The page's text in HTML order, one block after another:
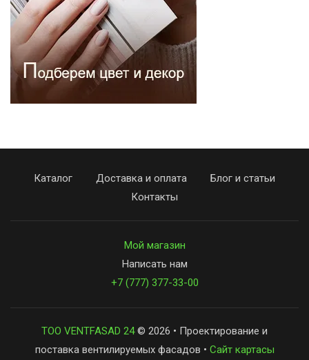
Каталог Доставка и оплата
Блог и статьи
Контакты
Мой магазин
Написать нам
+7 (777) 377-33-00
ТОО VENTFASAD 24© 2026 • Проектирование и
поставка вентилируемых фасадов • Сайт картасы